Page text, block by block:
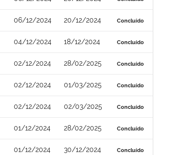
06/12/2024 20/12/2024 Concluído
04/12/2024 18/12/2024 Concluído
02/12/2024 28/02/2025 Concluído
02/12/2024 01/03/2025 Concluído
02/12/2024 02/03/2025 Concluído
01/12/2024 28/02/2025 Concluído
01/12/2024 30/12/2024 Concluído